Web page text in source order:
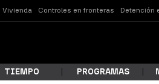
Vivienda Controles en fronteras Detención
TIEMPO PROGRAMAS